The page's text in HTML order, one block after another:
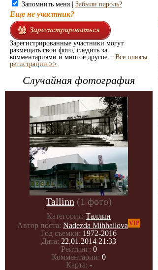
Запомнить меня | Забыли пароль?
Еще не участник?
Зарегистрированные участники могут
размещать свои фото, следить за
комментариями и многое другое... Все плюсы
регистрации >>
Случайная фотография
Tallinn (1 фото)
Категория: Таллин
Автор поста: Nadezda Mihhailova VIP
Год съемки: 1972-2016
Дата: 22.01.2014 21:33
Рейтинг: 0
Комментарии: 0
Карта: -